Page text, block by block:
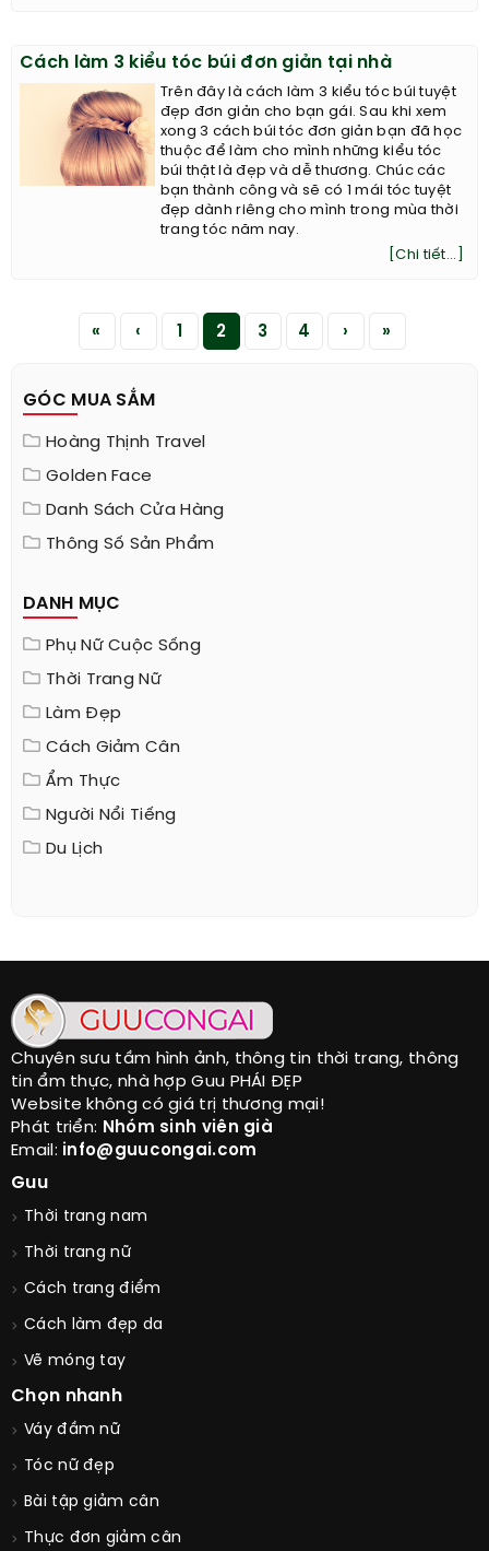
Cách làm 3 kiểu tóc búi đơn giản tại nhà
Trên đây là cách làm 3 kiểu tóc búi tuyệt
đẹp đơn giản cho bạn gái. Sau khi xem
xong 3 cách búi tóc đơn giản bạn đã học
thuộc để làm cho mình những kiểu tóc
búi thật là đẹp và dễ thương. Chúc các
bạn thành công và sẽ có 1 mái tóc tuyệt
đẹp dành riêng cho mình trong mùa thời
trang tóc năm nay.
[Chi tiết...]
« ‹ 2 3 4 › »
GÓC MUA SẮM
Hoàng Thịnh Travel
Golden Face
Danh Sách Cửa Hàng
Thông Số Sản Phẩm
DANH MỤC
Phụ Nữ Cuộc Sống
Thời Trang Nữ
Làm Đẹp
Cách Giảm Cân
Ẩm Thực
Người Nổi Tiếng
Du Lịch
Chuyên sưu tầm hình ảnh, thông tin thời trang, thông
tin ẩm thực, nhà hợp Guu PHÁI ĐẸP
Website không có giá trị thương mại!
Phát triển: Nhóm sinh viên già
Email: info@guucongai.com
Guu
Thời trang nam
Thời trang nữ
Cách trang điểm
Cách làm đẹp da
Vẽ móng tay
Chọn nhanh
Váy đầm nữ
Tóc nữ đẹp
Bài tập giảm cân
Thực đơn giảm cân